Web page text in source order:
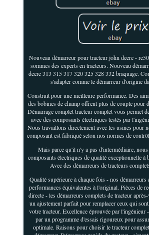
Nouveau démarreur pour tracteur john deere -
sommes des experts en tracteurs. Nouveau
deere 313 315 317 320 325 328 332 braquage.
s'adapter comme le démarreur d'origine
Construit pour une meilleure performance. Des
des bobines de champ offrent plus de couple pour
Démarrage complet tracteur complet vous permet
avec des composants électriques testés par
Nous travaillons directement avec les usines pour
composant est fabriqué selon nos normes de
Mais parce qu'il n'y a pas d'intermédiaire,
composants électriques de qualité exceptionnelle à
Avec des démarreurs de tracteurs
Qualité supérieure à chaque fois - nos démarreurs
performances équivalentes à l'original. Pièces de
directe - les démarreurs complets de tracteur
un ajustement parfait pour remplacer ceux qui
votre tracteur. Excellence éprouvée par l'ingénieur
par un programme d'essais rigoureux pour
optimale. Raisons pour choisir le tracteur